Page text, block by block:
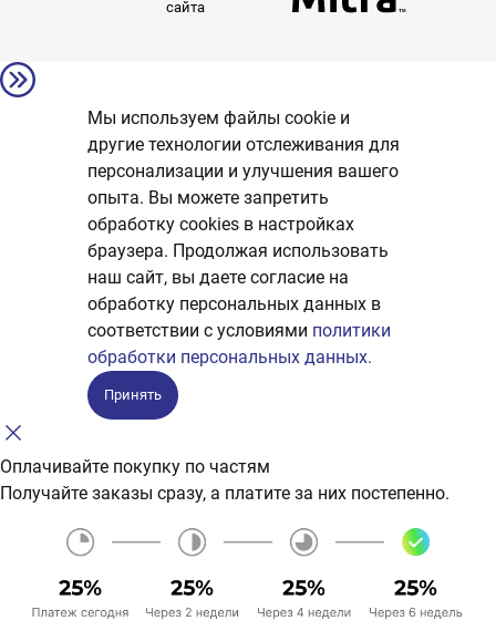
сайта
Мы используем файлы cookie и
другие технологии отслеживания для
персонализации и улучшения вашего
опыта. Вы можете запретить
обработку сookies в настройках
браузера. Продолжая использовать
наш сайт, вы даете согласие на
обработку персональных данных в
соответствии с условиями политики
обработки персональных данных.
Принять
Оплачивайте покупку по частям
Получайте заказы сразу, а платите за них постепенно.